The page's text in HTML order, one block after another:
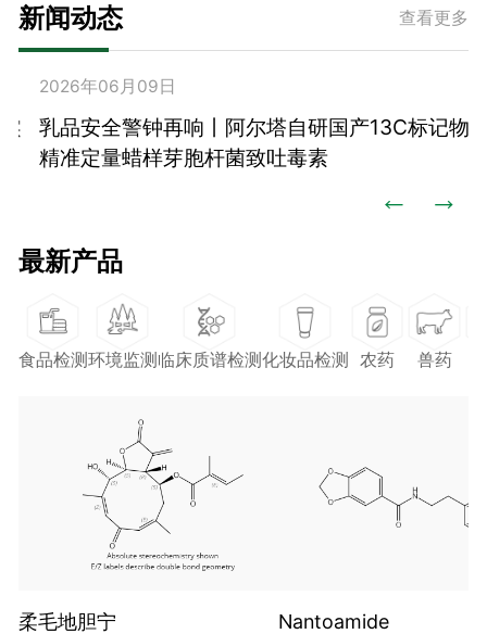
新闻动态 查看更多
2026年06月09日
乳品安全警钟再响丨阿尔塔自研国产13C标记物
精准定量蜡样芽胞杆菌致吐毒素
 
最新产品
食品检测环境监测 临床质谱检测化妆品检测 农药 兽药
柔毛地胆宁 Nantoamide